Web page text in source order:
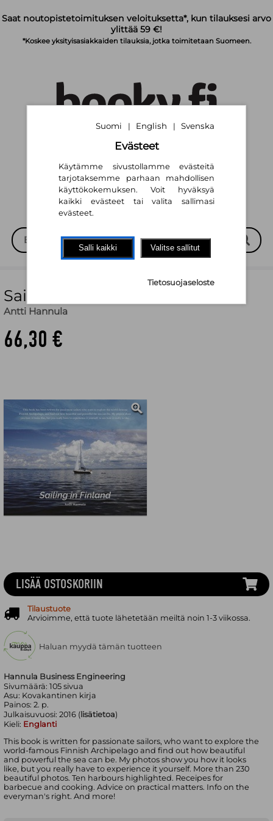
Saat noutopistetoimituksen veloituksetta*, kun tilauksesi arvo
ylittää 59 €!
*Koskee yksityisasiakkaiden tilauksia, jotka toimitetaan Suomeen.
English |
Sailing in Finland
Antti Hannula
66,30 €
Hannula Business Engineering
Sivumäärä:105 sivua
Asu: Kovakantinen kirja
Painos:2. p.
Julkaisuvuosi:2016 ( lisätietoa)
Kieli: Englanti
This book is written for passionate sailors, who want to explore the
world-famous Finnish Archipelago and find out how beautiful
and powerful the sea can be. My photos show you how it looks
like, but you really have to experience it yourself. More than 230
beautiful photos. Ten harbours highlighted. Receipes for
barbecue and cooking. Advice on practical matters. Info on the
everyman's right. And more!
LISÄÄ OSTOSKORIIN
Tilaustuote
Arvioimme, että tuote lähetetään meiltä noin 1-3 viikossa.
Haluan myydä tämän tuotteen
Suomi | English | Svenska
Evästeet
Käytämme sivustollamme evästeitä
tarjotaksemme parhaan mahdollisen
käyttökokemuksen. Voit hyväksyä
kaikki evästeet tai valita sallimasi
evästeet.
Salli kaikki Valitse sallitut
Tietosuojaseloste